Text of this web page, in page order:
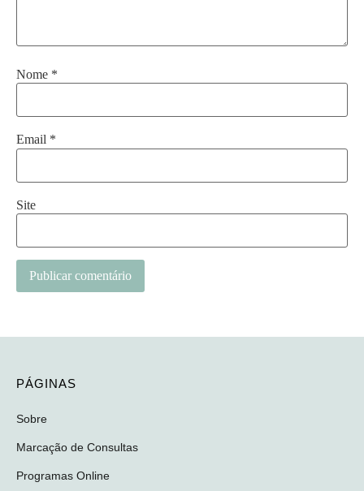
Nome *
Email *
Site
PÁGINAS
Sobre
Marcação de Consultas
Programas Online